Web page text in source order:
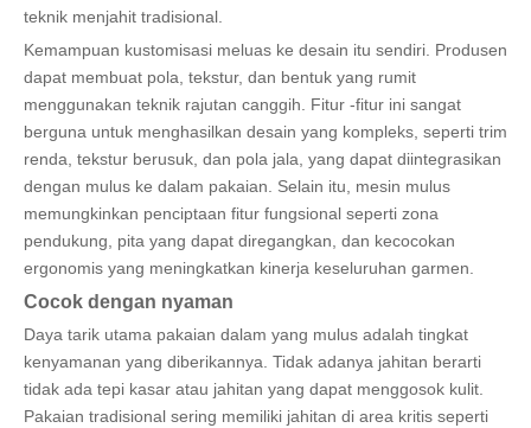
teknik menjahit tradisional.
Kemampuan kustomisasi meluas ke desain itu sendiri. Produsen
dapat membuat pola, tekstur, dan bentuk yang rumit
menggunakan teknik rajutan canggih. Fitur -fitur ini sangat
berguna untuk menghasilkan desain yang kompleks, seperti trim
renda, tekstur berusuk, dan pola jala, yang dapat diintegrasikan
dengan mulus ke dalam pakaian. Selain itu, mesin mulus
memungkinkan penciptaan fitur fungsional seperti zona
pendukung, pita yang dapat diregangkan, dan kecocokan
ergonomis yang meningkatkan kinerja keseluruhan garmen.
Cocok dengan nyaman
Daya tarik utama pakaian dalam yang mulus adalah tingkat
kenyamanan yang diberikannya. Tidak adanya jahitan berarti
tidak ada tepi kasar atau jahitan yang dapat menggosok kulit.
Pakaian tradisional sering memiliki jahitan di area kritis seperti